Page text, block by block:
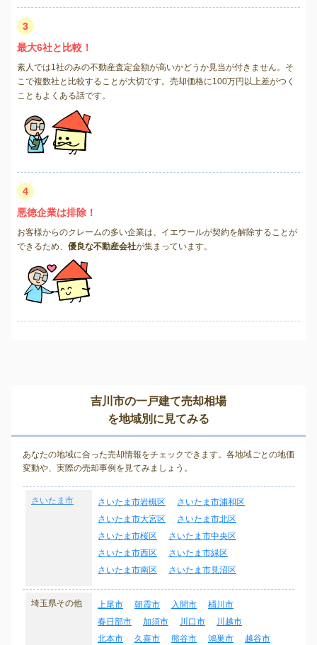
3
最大6社と比較！
素人では1社のみの不動産査定金額が高いかどうか見当が付きません。そ
こで複数社と比較することが大切です。売却価格に100万円以上差がつく
こともよくある話です。
4
悪徳企業は排除！
お客様からのクレームの多い企業は、イエウールが契約を解除することが
できるため、 優良な不動産会社が集まっています。
吉川市の一戸建て売却相場
を地域別に見てみる
あなたの地域に合った売却情報をチェックできます。各地域ごとの地価
変動や、実際の売却事例を見てみましょう。
さいたま市 さいたま市岩槻区
さいたま市浦和区
さいたま市大宮区
さいたま市北区
さいたま市桜区
さいたま市中央区
さいたま市西区
さいたま市緑区
さいたま市南区
さいたま市見沼区
埼玉県その他 上尾市 朝霞市 入間市
桶川市
春日部市
加須市 川口市
川越市
北本市
久喜市 熊谷市 鴻巣市
越谷市